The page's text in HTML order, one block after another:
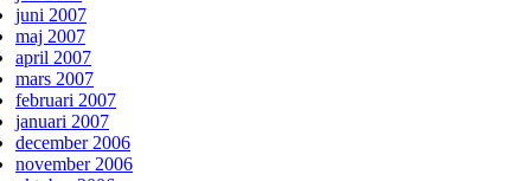
juni 2007
maj 2007
april 2007
mars 2007
februari 2007
januari 2007
december 2006
november 2006